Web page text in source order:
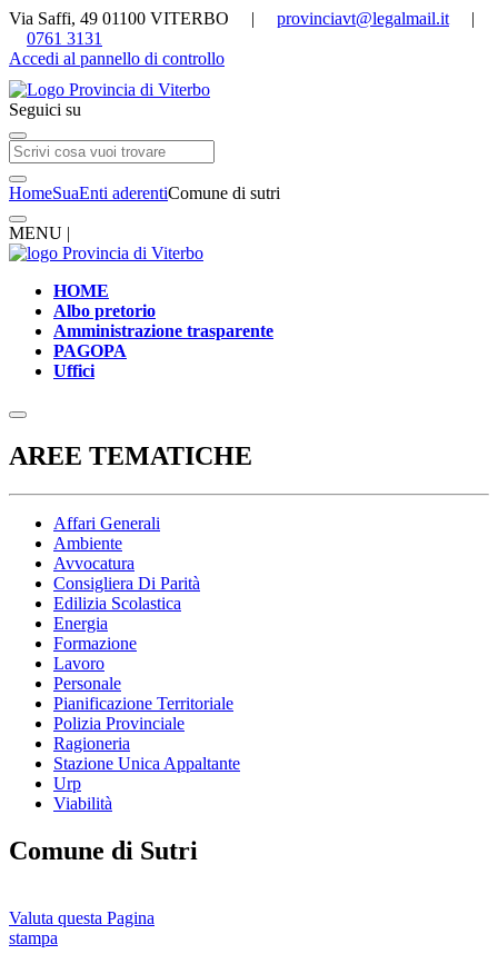
Via Saffi, 49 01100 VITERBO | provinciavt@legalmail.it |
0761 3131
Accedi al pannello di controllo
Seguici su
HomeSuaEnti aderentiComune di sutri
MENU |
HOME
Albo pretorio
Amministrazione trasparente
PAGOPA
Uffici
AREE TEMATICHE
Affari Generali
Ambiente
Avvocatura
Consigliera Di Parità
Edilizia Scolastica
Energia
Formazione
Lavoro
Personale
Pianificazione Territoriale
Polizia Provinciale
Ragioneria
Stazione Unica Appaltante
Urp
Viabilità
Comune di Sutri
Valuta questa Pagina
stampa